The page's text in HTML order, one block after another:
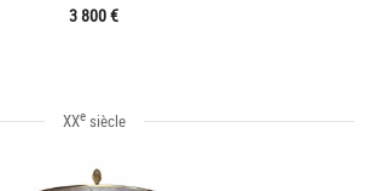
3 800 €
XXesiècle